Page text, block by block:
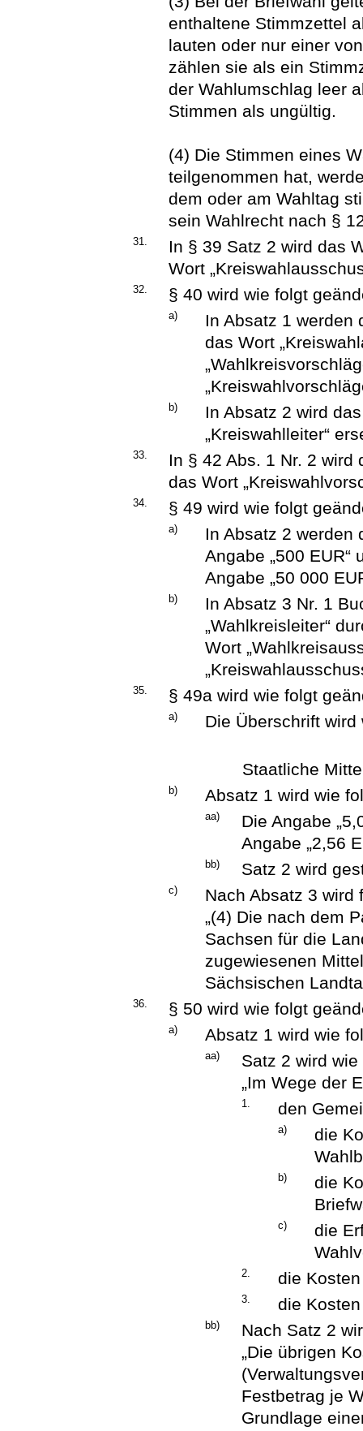
enthaltene Stimmzettel
lauten oder nur einer
zählen sie als ein
der Wahlumschlag leer
Stimmen als ungültig.
(4) Die Stimmen eines
teilgenommen hat,
dem oder am Wahltag
sein Wahlrecht nach §
31.
In § 39 Satz 2 wird das
Wort
32. § 40 wird wie folgt
a)
In Absatz 1 werden
das Wort
b)
In Absatz 2 wird
„Kreiswahlleiter“
33.
In § 42 Abs. 1 Nr. 2 wird
das Wort
34. § 49 wird wie folgt
a)
In Absatz 2 werden
Angabe „500 EUR“
Angabe „50 000
b)
In Absatz 3 Nr. 1
„Wahlkreisleiter“
Wort
35. § 49a wird wie folgt
a) Die Überschrift
Staatliche
b) Absatz 1 wird wie
aa)
Die Angabe
Angabe „2,56
bb) Satz 2 wird
c)
Nach Absatz 3 wird
„(4) Die nach dem
Sachsen für die
zugewiesenen
Sächsischen
36. § 50 wird wie folgt
a) Absatz 1 wird wie
aa)
Satz 2 wird
„Im Wege der
1. den
a)
die
b)
die
c)
die
2. die
3. die
bb)
Nach Satz 2
„Die übrigen
Festbetrag je
Grundlage